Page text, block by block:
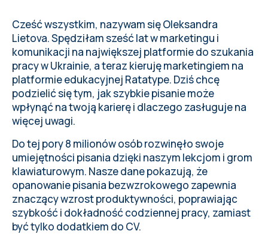
Pisanie bezwzrokowe to dożywotni atut
produktywności, który nigdy nie blaknie,
niezależnie od ścieżki kariery
Cześć wszystkim, nazywam się Oleksandra
Lietova. Spędziłam sześć lat w marketingu i
komunikacji na największej platformie do szukania
pracy w Ukrainie, a teraz kieruję marketingiem na
platformie edukacyjnej Ratatype. Dziś chcę
podzielić się tym, jak szybkie pisanie może
wpłynąć na twoją karierę i dlaczego zasługuje na
więcej uwagi.
Do tej pory 8 milionów osób rozwinęło swoje
umiejętności pisania dzięki naszym lekcjom i grom
klawiaturowym. Nasze dane pokazują, że
opanowanie pisania bezwzrokowego zapewnia
znaczący wzrost produktywności, poprawiając
szybkość i dokładność codziennej pracy, zamiast
być tylko dodatkiem do CV.